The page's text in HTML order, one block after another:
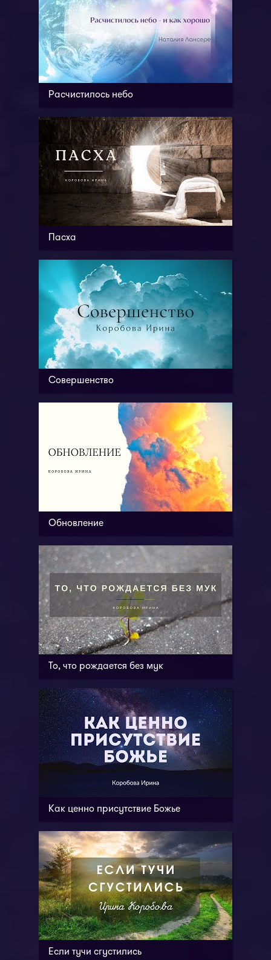
Расчистилось небо
Пасха
Совершенство
Обновление
То, что рождается без мук
Как ценно присутствие Божье
Если тучи сгустились